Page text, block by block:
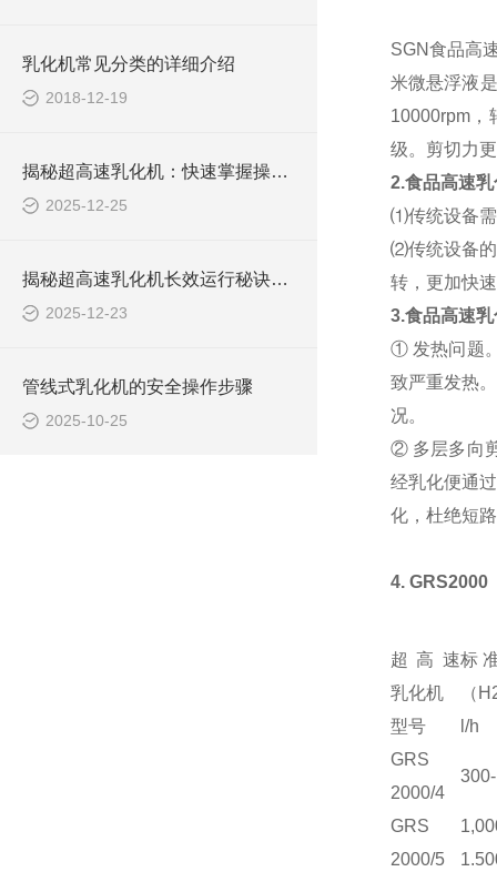
乳化机常见分类的详细介绍
2018-12-19
揭秘超高速乳化机：快速掌握操作秘籍！
2025-12-25
揭秘超高速乳化机长效运行秘诀：简单保养大不同！
2025-12-23
管线式乳化机的安全操作步骤
2025-10-25
SGN食品高
米微悬浮液
10000rpm
级。剪切力
2.食品高速
⑴传统设备需
⑵传统设备的
转，更加快
3.食品高速
① 发热问题
致严重发热
况。
② 多层多向
经乳化便通
化，杜绝短
4. GRS2000
超高速
乳化机
标
（
型号
l/h
GRS
2000/4
GRS
2000/5